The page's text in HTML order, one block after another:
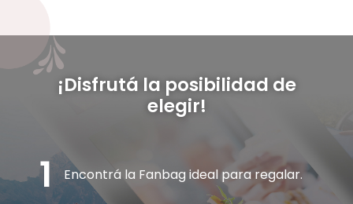
¡Disfrutá la posibilidad de
elegir!
1 Encontrá la Fanbag ideal para regalar.